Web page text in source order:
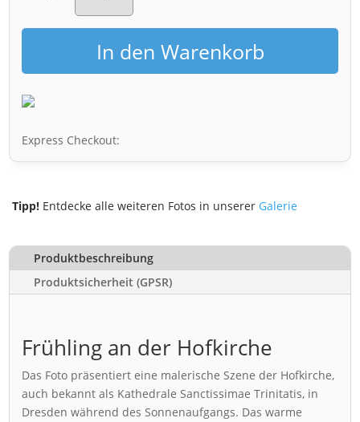
Dresden
Menge
In den Warenkorb
Express Checkout:
Tipp! Entdecke alle weiteren Fotos in unserer Galerie
Produktbeschreibung
Produktsicherheit (GPSR)
Frühling an der Hofkirche
Das Foto präsentiert eine malerische Szene der Hofkirche,
auch bekannt als Kathedrale Sanctissimae Trinitatis, in
Dresden während des Sonnenaufgangs. Das warme